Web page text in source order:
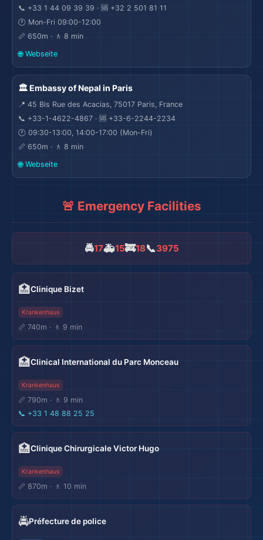
📞 +33 1 44 09 39 39 · 🆘 +32 2 501 81 11
🕐 Mon-Fri 09:00-12:00
📏 650m · 🚶 8 min
🌐 Webseite
🏛️ Embassy of Nepal in Paris
📍 45 Bis Rue des Acacias, 75017 Paris, France
📞 +33-1-4622-4867 · 🆘 +33-6-2244-2234
🕐 09:30-13:00, 14:00-17:00 (Mon-Fri)
📏 650m · 🚶 8 min
🌐 Webseite
🚨 Emergency Facilities
🚔17🚑15🚒18📞3975
🏥Clinique Bizet
Krankenhaus
📏 740m · 🚶 9 min
🏥Clinical International du Parc Monceau
Krankenhaus
📏 790m · 🚶 9 min
📞 +33 1 48 88 25 25
🏥Clinique Chirurgicale Victor Hugo
Krankenhaus
📏 870m · 🚶 10 min
🚔Préfecture de police